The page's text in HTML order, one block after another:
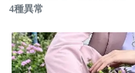
4種異常